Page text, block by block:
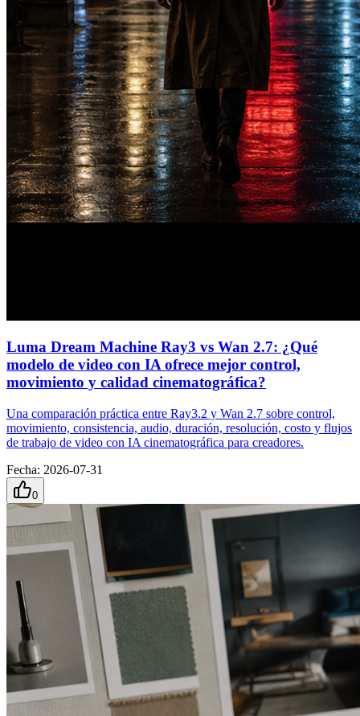
Luma Dream Machine Ray3 vs Wan 2.7: ¿Qué
modelo de video con IA ofrece mejor control,
movimiento y calidad cinematográfica?
Una comparación práctica entre Ray3.2 y Wan 2.7 sobre control,
movimiento, consistencia, audio, duración, resolución, costo y flujos
de trabajo de video con IA cinematográfica para creadores.
Fecha: 2026-07-31
0